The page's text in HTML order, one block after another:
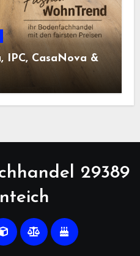
IPC, CasaNova &
29389